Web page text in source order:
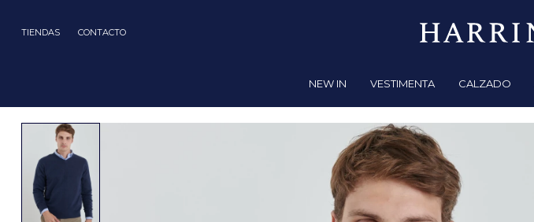
TIENDAS CONTACTO
NEW IN VESTIMENTA CALZADO